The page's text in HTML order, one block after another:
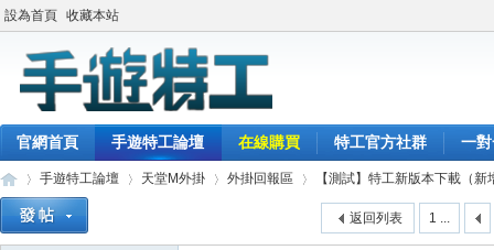
設為首頁 收藏本站
官網首頁 手遊特工論壇 在線購買 特工官方社群 一
手遊特工論壇 天堂M外掛 外掛回報區 【測試】特工新版本下載（
1 ...
返回列表